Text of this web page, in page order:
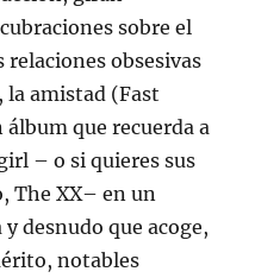
sobre el
relaciones obsesivas
amistad (Fast
que recuerda a
– o si quieres sus
The XX– en un
desnudo que acoge,
notables